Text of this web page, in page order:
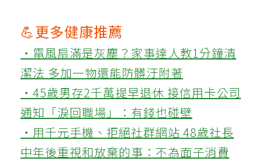
💪更多健康推薦
‧電風扇滿是灰塵？家事達人教1分鐘清
潔法 多加一物還能防髒汙附著
‧45歲男存2千萬提早退休 接信用卡公司
通知「淚回職場」：有錢也碰壁
‧用千元手機、拒絕社群網站 48歲社長
中年後重視和放棄的事：不為面子消費